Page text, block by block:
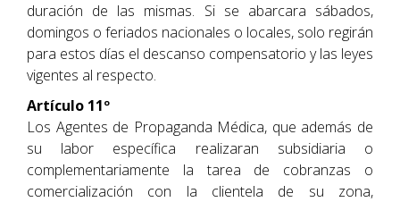
duración de las mismas. Si se abarcara sábados,
domingos o feriados nacionales o locales, solo regirán
para estos días el descanso compensatorio y las leyes
vigentes al respecto.
Artículo 11º
Los Agentes de Propaganda Médica, que además de
su labor específica realizaran subsidiaria o
complementariamente la tarea de cobranzas o
comercialización con la clientela de su zona,